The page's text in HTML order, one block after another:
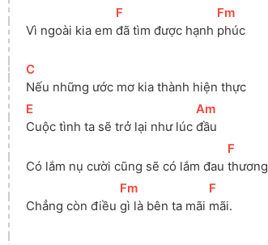
Vì ngoài kia em
[F
đã tìm được hạnh
[Fm
phúc
[
C
Nếu những ước mơ kia thành hiện thực
[E
Cuộc tình ta sẽ trở lại như lúc
[
Am
đầu
Có lắm nụ cười cũng sẽ có lắm đau
[F
thương
Chẳng còn điều
[Fm
gì là bên ta mãi
[F
mãi.